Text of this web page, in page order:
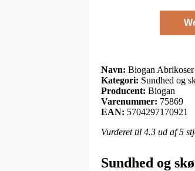
Navn: Biogan
Kategori: Sundhed og
Producent: Biogan
Varenummer: 75869
EAN: 5704297170921
Vurderet til 4.3 ud af 5
Sundhed og